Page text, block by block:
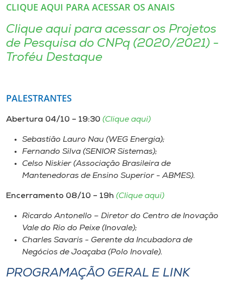
CLIQUE AQUI PARA ACESSAR OS ANAIS
Clique aqui para acessar os Projetos
de Pesquisa do CNPq (2020/2021) -
Troféu Destaque
PALESTRANTES
Abertura 04/10 – 19:30 (Clique aqui)
Sebastião Lauro Nau (WEG Energia);
Fernando Silva (SENIOR Sistemas);
Celso Niskier (Associação Brasileira de
Mantenedoras de Ensino Superior - ABMES).
Encerramento 08/10 – 19h (Clique aqui)
Ricardo Antonello – Diretor do Centro de Inovação
Vale do Rio do Peixe (Inovale);
Charles Savaris - Gerente da Incubadora de
Negócios de Joaçaba (Polo Inovale).
PROGRAMAÇÃO GERAL E LINK